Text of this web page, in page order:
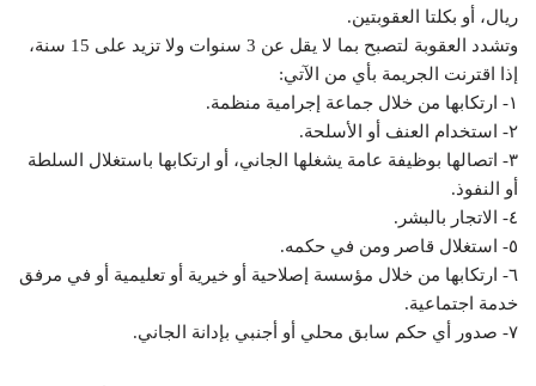
ريال، أو بكلتا العقوبتين.
وتشدد العقوبة لتصبح بما لا يقل عن 3 سنوات ولا تزيد على 15 سنة،
إذا اقترنت الجريمة بأي من الآتي:
١- ارتكابها من خلال جماعة إجرامية منظمة.
٢- استخدام العنف أو الأسلحة.
٣- اتصالها بوظيفة عامة يشغلها الجاني، أو ارتكابها باستغلال السلطة
أو النفوذ.
٤- الاتجار بالبشر.
٥- استغلال قاصر ومن في حكمه.
٦- ارتكابها من خلال مؤسسة إصلاحية أو خيرية أو تعليمية أو في مرفق
خدمة اجتماعية.
٧- صدور أي حكم سابق محلي أو أجنبي بإدانة الجاني.